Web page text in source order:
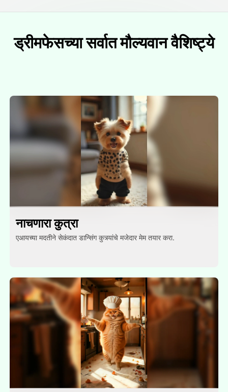
ड्रीमफेसच्या सर्वात मौल्यवान वैशिष्ट्ये
नाचणारा कुत्रा
एआयच्या मदतीने सेकंदात डान्सिंग कुत्र्यांचे मजेदार मेम तयार करा.